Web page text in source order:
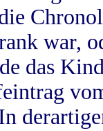
war,
das